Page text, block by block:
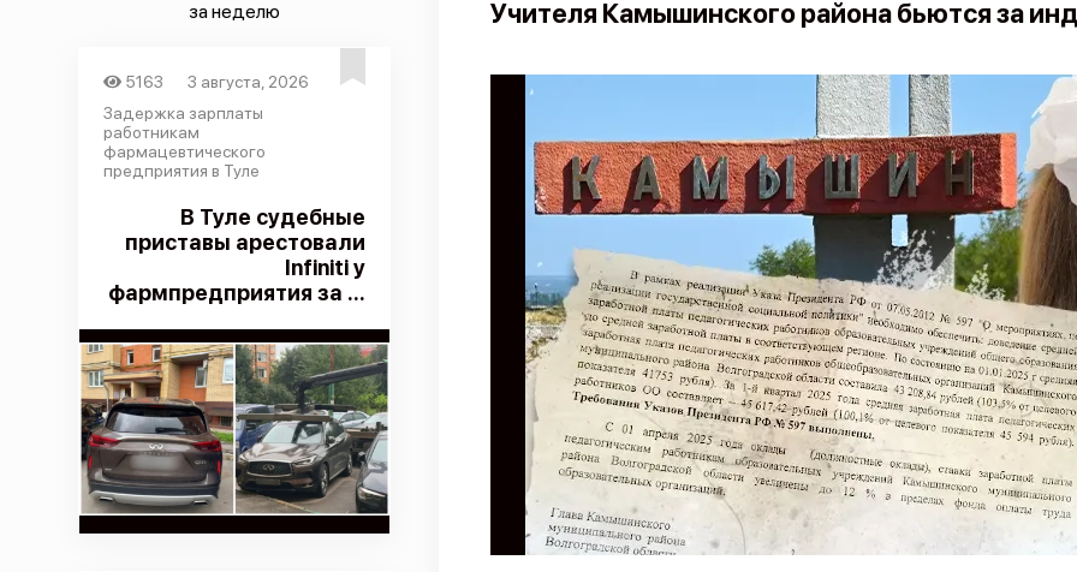
за неделю
5163
3 августа, 2026
Задержка зарплаты
работникам
фармацевтического
предприятия в Туле
В Туле судебные
приставы арестовали
Infiniti у
фармпредприятия за ...
Учителя Камышинского района бьются за